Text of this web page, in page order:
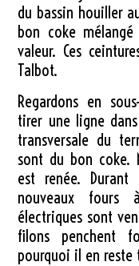
du bassin houiller
bon coke
valeur. Ces
Talbot.
Regardons en
tirer une ligne
transversale du
sont du bon coke.
est renée. Durant
nouveaux fours
électriques sont
filons penchent
pourquoi il en reste